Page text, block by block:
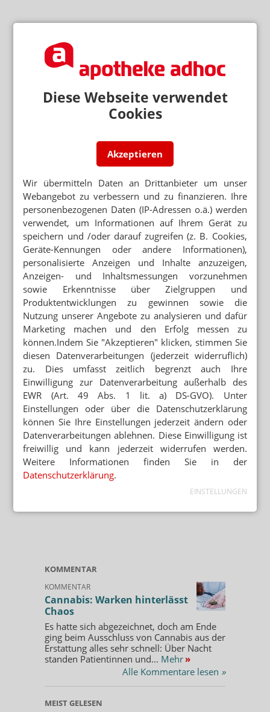
Diese Webseite verwendet
Cookies
Akzeptieren
Wir übermitteln Daten an Drittanbieter um unser
Webangebot zu verbessern und zu finanzieren. Ihre
personenbezogenen Daten (IP-Adressen o.ä.) werden
verwendet, um Informationen auf Ihrem Gerät zu
speichern und /oder darauf zugreifen (z. B. Cookies,
Geräte-Kennungen oder andere Informationen),
personalisierte Anzeigen und Inhalte anzuzeigen,
Anzeigen- und Inhaltsmessungen vorzunehmen
sowie Erkenntnisse über Zielgruppen und
Produktentwicklungen zu gewinnen sowie die
Nutzung unserer Angebote zu analysieren und dafür
Marketing machen und den Erfolg messen zu
können.Indem Sie "Akzeptieren" klicken, stimmen Sie
diesen Datenverarbeitungen (jederzeit widerruflich)
zu. Dies umfasst zeitlich begrenzt auch Ihre
Einwilligung zur Datenverarbeitung außerhalb des
EWR (Art. 49 Abs. 1 lit. a) DS-GVO). Unter
Einstellungen oder über die Datenschutzerklärung
können Sie Ihre Einstellungen jederzeit ändern oder
Datenverarbeitungen ablehnen. Diese Einwilligung ist
freiwillig und kann jederzeit widerrufen werden.
Weitere Informationen finden Sie in der
Datenschutzerklärung.
EINSTELLUNGEN
KOMMENTAR
KOMMENTAR
Cannabis: Warken hinterlässt
Chaos
Es hatte sich abgezeichnet, doch am Ende
ging beim Ausschluss von Cannabis aus der
Erstattung alles sehr schnell: Über Nacht
standen Patientinnen und... Mehr »
Alle Kommentare lesen »
MEIST GELESEN